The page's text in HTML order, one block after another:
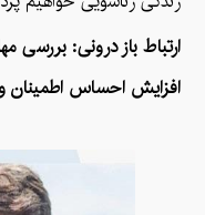
ارتباط باز درونی: بررسی
افزایش احساس اطمینان